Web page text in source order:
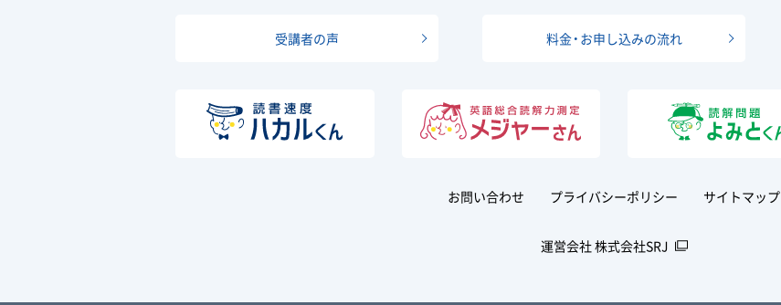
受講者の声 料金・お申し込みの流れ
お問い合わせ プライバシーポリシー サイトマップ
運営会社 株式会社SRJ